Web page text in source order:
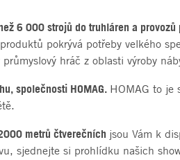
6 000 strojů do truhláren a
pokrývá potřeby velkého
hráč z oblasti výroby
společnosti HOMAG. HOMAG to je
metrů čtverečních jsou Vám k
sjednejte si prohlídku našich